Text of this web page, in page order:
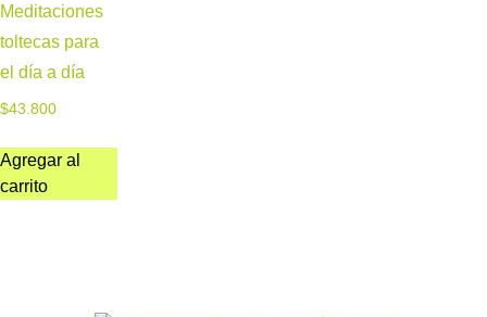
Meditaciones
toltecas para
el día a día
$43.800
Agregar al
carrito